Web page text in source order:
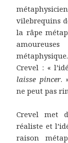
vilebrequins
la râpe
Crevel : «
laisse pincer.
ne peut pas
Crevel met
réaliste et
raison